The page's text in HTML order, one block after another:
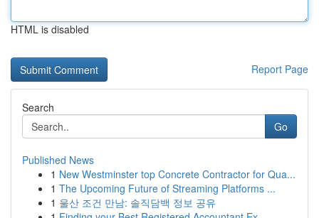
HTML is disabled
Report Page
Search
Go
Published News
1 New Westminster top Concrete Contractor for Qua...
1 The Upcoming Future of Streaming Platforms ...
1 울산 조건 만남: 솔직담백 정보 공유